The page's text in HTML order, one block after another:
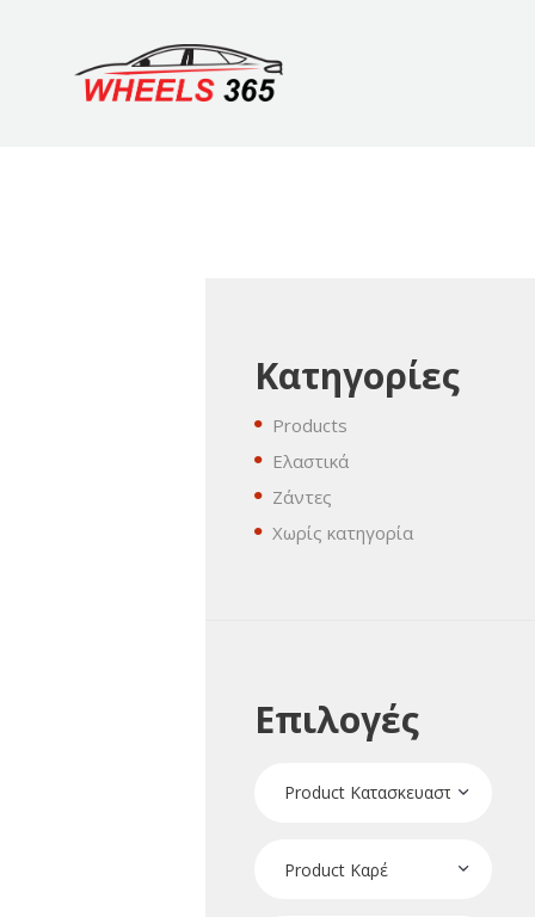
Κατηγορίες
Products
Ελαστικά
Ζάντες
Χωρίς κατηγορία
Επιλογές